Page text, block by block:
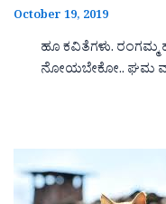
October 19, 2019
ಹೂ ಕವಿತೆಗಳು. ರಂಗಮ್ಮ
ನೋಯಬೇಕೋ.. ಘಮ